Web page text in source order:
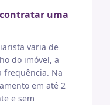
uma
varia de
do imóvel, a
frequência. Na
em até 2
e sem